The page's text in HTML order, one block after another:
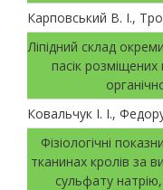
Карповський В. І.,
Ліпідний склад
пасік
Ковальчук І. І.,
Фізіологічні
тканинах кролів за
сульфату